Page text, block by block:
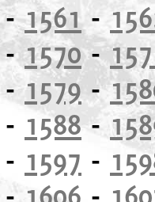
1561-
1570-
-1579 -
- 1588-
- 1597 -